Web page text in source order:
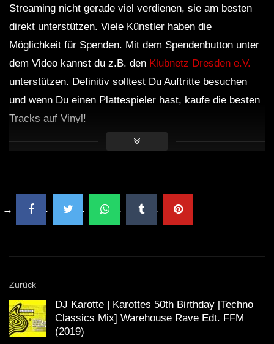
Streaming nicht gerade viel verdienen, sie am besten
direkt unterstützen. Viele Künstler haben die
Möglichkeit für Spenden. Mit dem Spendenbutton unter
dem Video kannst du z.B. den Klubnetz Dresden e.V.
unterstützen. Definitiv solltest Du Auftritte besuchen
und wenn Du einen Plattespieler hast, kaufe die besten
Tracks auf Vinyl!
Zurück
DJ Karotte | Karottes 50th Birthday [Techno
Classics Mix] Warehouse Rave Edt. FFM
(2019)